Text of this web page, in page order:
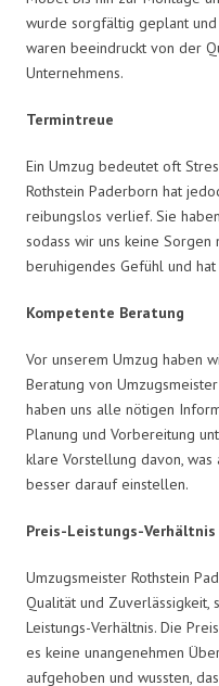
wurde sorgfältig geplant
waren beeindruckt von der
Unternehmens.
Termintreue
Ein Umzug bedeutet oft
Rothstein Paderborn hat
reibungslos verlief. Sie
sodass wir uns keine Sorgen
beruhigendes Gefühl und
Kompetente Beratung
Vor unserem Umzug haben
Beratung von
haben uns alle nötigen
Planung und Vorbereitung
klare Vorstellung davon, was
besser darauf einstellen.
Preis-Leistungs-Verhältnis
Umzugsmeister Rothstein
Qualität und Zuverlässigkeit,
Leistungs-Verhältnis. Die
es keine unangenehmen
aufgehoben und wussten,